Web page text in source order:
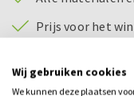
Prijs voor het
Bijzonderheden
Wij gebruiken cookies
We kunnen deze plaatsen